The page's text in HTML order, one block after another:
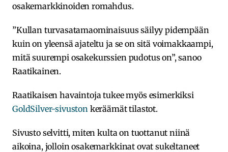
osakemarkkinoiden romahdus.
”Kullan turvasatamaominaisuus säilyy pidempään
kuin on yleensä ajateltu ja se on sitä voimakkaampi,
mitä suurempi osakekurssien pudotus on”, sanoo
Raatikainen.
Raatikaisen havaintoja tukee myös esimerkiksi
GoldSilver-sivuston keräämät tilastot.
Sivusto selvitti, miten kulta on tuottanut niinä
aikoina, jolloin osakemarkkinat ovat sukeltaneet